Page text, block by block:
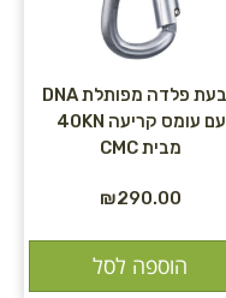
טבעת פלדה מפותלת DNA
עם עומס קריעה 40KN
מבית CMC
₪290.00
הוספה לסל